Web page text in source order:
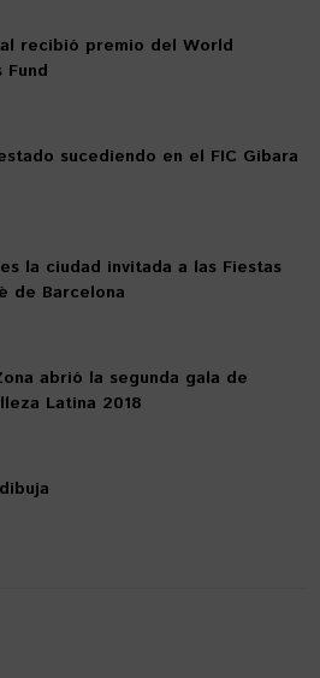
recibió premio del World
Fund
sucediendo en el FIC Gibara
la ciudad invitada a las Fiestas
de Barcelona
abrió la segunda gala de
Latina 2018